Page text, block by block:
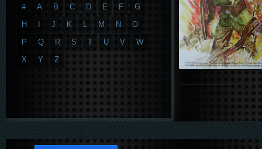
# A B C D E F
G
H
J K L M N
O
P
Q R S T U V
W
X
Y Z